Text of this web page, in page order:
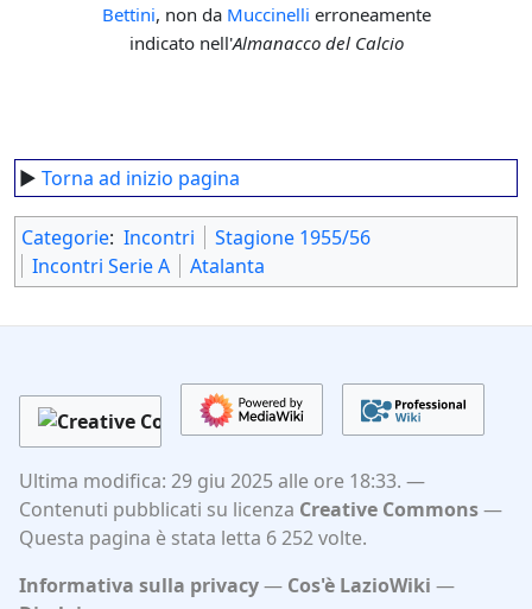
Bettini, non da Muccinelli erroneamente
indicato nell'Almanacco del Calcio
► Torna ad inizio pagina
Categorie: Incontri
Stagione 1955/56
Incontri Serie A
Atalanta
Ultima modifica: 29 giu 2025 alle ore 18:33.
Contenuti pubblicati su licenza Creative Commons
Questa pagina è stata letta 6 252 volte.
Informativa sulla privacy
Cos'è LazioWiki